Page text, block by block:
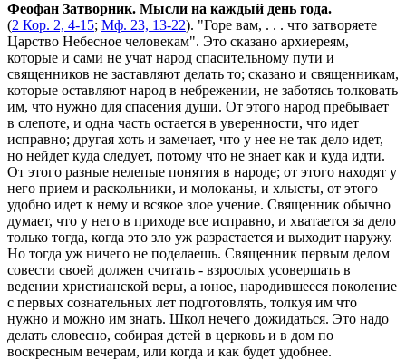
Феофан Затворник. Мысли на каждый день года.
(2 Кор. 2, 4-15; Мф. 23, 13-22). "Горе вам, . . . что затворяете
Царство Небесное человекам". Это сказано архиереям,
которые и сами не учат народ спасительному пути и
священников не заставляют делать то; сказано и священникам,
которые оставляют народ в небрежении, не заботясь толковать
им, что нужно для спасения души. От этого народ пребывает
в слепоте, и одна часть остается в уверенности, что идет
исправно; другая хоть и замечает, что у нее не так дело идет,
но нейдет куда следует, потому что не знает как и куда идти.
От этого разные нелепые понятия в народе; от этого находят у
него прием и раскольники, и молоканы, и хлысты, от этого
удобно идет к нему и всякое злое учение. Священник обычно
думает, что у него в приходе все исправно, и хватается за дело
только тогда, когда это зло уж разрастается и выходит наружу.
Но тогда уж ничего не поделаешь. Священник первым делом
совести своей должен считать - взрослых усовершать в
ведении христианской веры, а юное, народившееся поколение
с первых сознательных лет подготовлять, толкуя им что
нужно и можно им знать. Школ нечего дожидаться. Это надо
делать словесно, собирая детей в церковь и в дом по
воскресным вечерам, или когда и как будет удобнее.